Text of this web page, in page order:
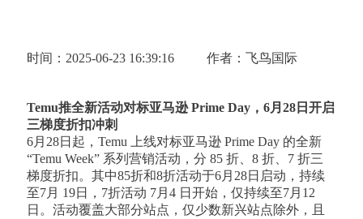
时间：2025-06-23 16:39:16 作者：飞鸟国际
Temu推全新活动对标亚马逊 Prime Day，6月28日开启
三梯度折扣冲刺
6月28日起，Temu 上线对标亚马逊 Prime Day 的全新
“Temu Week” 系列营销活动，分 85 折、8 折、7 折三
梯度折扣。其中85折和8折活动于6月28日启动，持续
至7月 19日，7折活动 7月4 日开始，仅持续至7月12
日。活动覆盖大部分站点，仅少数新兴站点除外，且